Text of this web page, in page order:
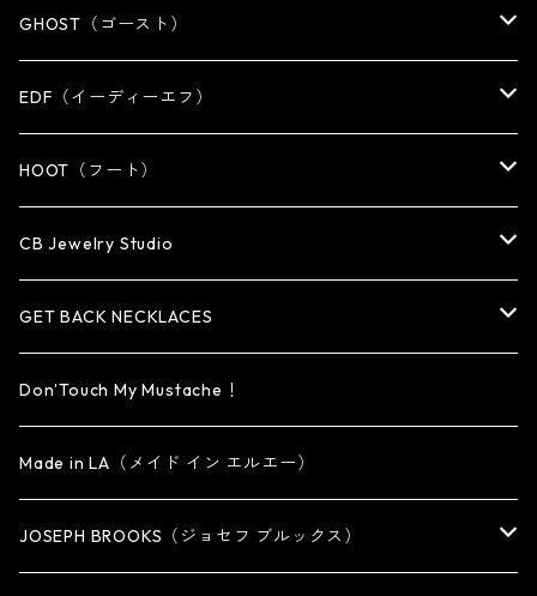
KEY CHAIN
WALLET CHAIN
WALLET・CARD CASE
HAT・CAP
OTHER
WALLET
WALLET CHAIN
KEY CHAIN
OTHER ITEM
reMIC
OTHER
EARRING
RING
EARRING
PENDANT
NECKLACE
BRACELET
KEY CHAIN
OTHER
GHOST（ゴースト）
RING
EARRING
PENDANT
NECKLACE
BRACELET
CUFF
KEY CHAIN
EDF（イーディーエフ）
RING
PENDANT
CUFF・BANGLE
HOOT（フート）
RING
EARRING
PENDANT
BRACELET
CUFF・BANGLE
CB Jewelry Studio
RING
EARRING・EAR CUFF
PENDANT
NECKLACE
GET BACK NECKLACES
ORIGINAL COLLECTION
SMALL
MEDIUM
Don’Touch My Mustache！
Made in LA（メイド イン エルエー）
JOSEPH BROOKS（ジョセフ ブルックス）